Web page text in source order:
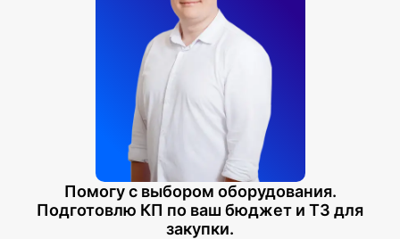
Помогу с выбором оборудования.
Подготовлю КП по ваш бюджет и ТЗ для
закупки.